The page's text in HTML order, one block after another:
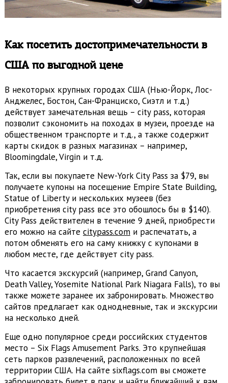
Как посетить достопримечательности в
США по выгодной цене
В некоторых крупных городах США (Нью-Йорк, Лос-
Анджелес, Бостон, Сан-Франциско, Сиэтл и т.д.)
действует замечательная вещь – city pass, которая
позволит сэкономить на походах в музеи, проезде на
общественном транспорте и т.д., а также содержит
карты скидок в разных магазинах – например,
Bloomingdale, Virgin и т.д.
Так, если вы покупаете New-York City Pass за $79, вы
получаете купоны на посещение Empire State Building,
Statue of Liberty и нескольких музеев (без
приобретения city pass все это обошлось бы в $140).
City Pass действителен в течение 9 дней, приобрести
его можно на сайте citypass.com и распечатать, а
потом обменять его на саму книжку с купонами в
любом месте, где действует city pass.
Что касается экскурсий (например, Grand Canyon,
Death Valley, Yosemite National Park Niagara Falls), то вы
также можете заранее их забронировать. Множество
сайтов предлагает как однодневные, так и экскурсии
на несколько дней.
Еще одно популярное среди российских студентов
место – Six Flags Amusement Parks. Это крупнейшая
сеть парков развлечений, расположенных по всей
территории США. На сайте sixflags.com вы сможете